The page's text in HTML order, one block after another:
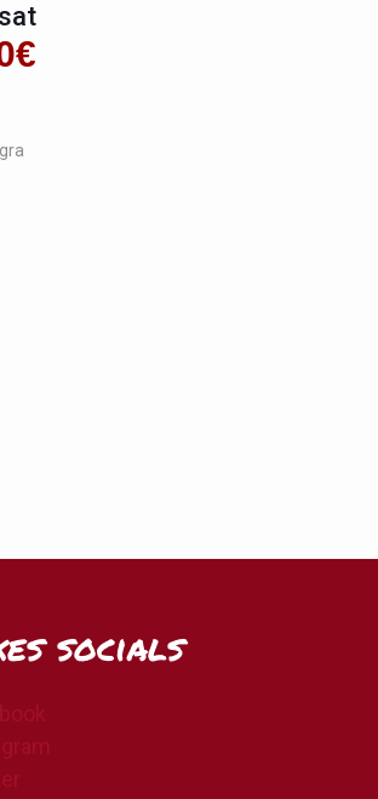
€
socials